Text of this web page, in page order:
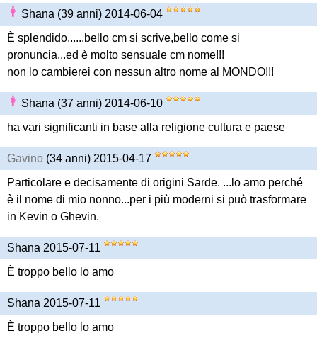
Shana (39 anni) 2014-06-04
È splendido......bello cm si scrive,bello come si
pronuncia...ed è molto sensuale cm nome!!!
non lo cambierei con nessun altro nome al MONDO!!!
Shana (37 anni) 2014-06-10
ha vari significanti in base alla religione cultura e paese
Gavino (34 anni) 2015-04-17
Particolare e decisamente di origini Sarde. ...lo amo perché
è il nome di mio nonno...per i più moderni si può trasformare
in Kevin o Ghevin.
Shana 2015-07-11
È troppo bello lo amo
Shana 2015-07-11
È troppo bello lo amo